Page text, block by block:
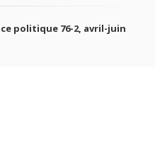
politique 76-2, avril-juin